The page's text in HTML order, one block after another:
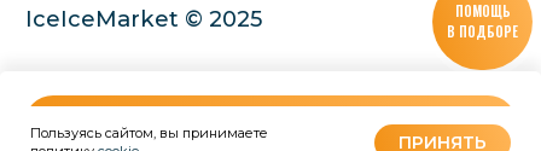
В КОРЗИНУ
Пользуясь сайтом, вы принимаете
ПРИНЯТЬ
ПОМОЩЬ
В ПОДБОРЕ
Made on